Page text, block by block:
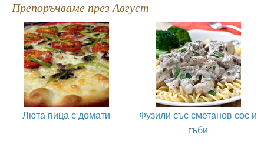
Препоръчваме през Август
Люта пица с домати
Фузили със сметанов сос и
гъби